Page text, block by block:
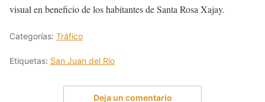
visual en beneficio de los habitantes de Santa Rosa Xajay.
Categorías: Tráfico
Etiquetas: San Juan del Río
Deja un comentario